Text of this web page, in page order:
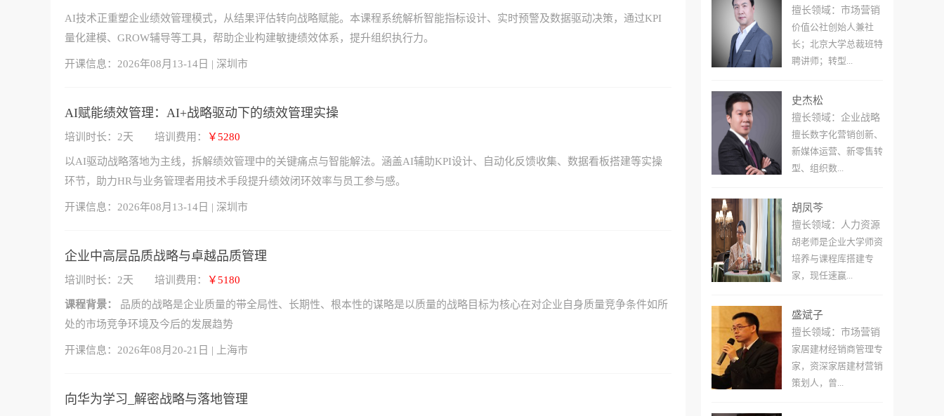
AI技术正重塑企业绩效管理模式，从结果评估转向战略赋能。本课程系统解析智能指标设计、实时预警及数据驱动决策，通过KPI
量化建模、GROW辅导等工具，帮助企业构建敏捷绩效体系，提升组织执行力。
开课信息： 2026年08月13-14日 | 深圳市
AI赋能绩效管理：AI+战略驱动下的绩效管理实操
培训时长：2天 培训费用： ￥5280
以AI驱动战略落地为主线，拆解绩效管理中的关键痛点与智能解法。涵盖AI辅助KPI设计、自动化反馈收集、数据看板搭建等实操
环节，助力HR与业务管理者用技术手段提升绩效闭环效率与员工参与感。
开课信息： 2026年08月13-14日 | 深圳市
企业中高层品质战略与卓越品质管理
培训时长：2天 培训费用： ￥5180
课程背景：
品质的战略是企业质量的带全局性、长期性、根本性的谋略是以质量的战略目标为核心在对企业自身质量竞争条件如所
处的市场竞争环境及今后的发展趋势
开课信息： 2026年08月20-21日 | 上海市
向华为学习_解密战略与落地管理
擅长领域：市场营销
价值公社创始人兼社
长；北京大学总裁班特
聘讲师；转型...
史杰松
擅长领域：企业战略
擅长数字化营销创新、
新媒体运营、新零售转
型、组织数...
胡凤芩
擅长领域：人力资源
胡老师是企业大学师资
培养与课程库搭建专
家，现任速赢...
盛斌子
擅长领域：市场营销
家居建材经销商管理专
家，资深家居建材营销
策划人，曾...